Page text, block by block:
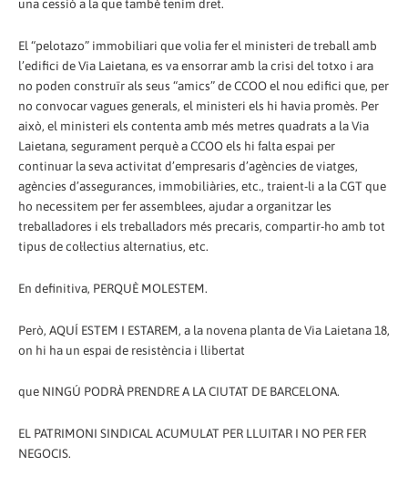
una cessió a la que també tenim dret.
El “pelotazo” immobiliari que volia fer el ministeri de treball amb
l’edifici de Via Laietana, es va ensorrar amb la crisi del totxo i ara
no poden construïr als seus “amics” de CCOO el nou edifici que, per
no convocar vagues generals, el ministeri els hi havia promès. Per
això, el ministeri els contenta amb més metres quadrats a la Via
Laietana, segurament perquè a CCOO els hi falta espai per
continuar la seva activitat d’empresaris d’agències de viatges,
agències d’assegurances, immobiliàries, etc., traient-li a la CGT que
ho necessitem per fer assemblees, ajudar a organitzar les
treballadores i els treballadors més precaris, compartir-ho amb tot
tipus de col·lectius alternatius, etc.
En definitiva, PERQUÈ MOLESTEM.
Però, AQUÍ ESTEM I ESTAREM, a la novena planta de Via Laietana 18,
on hi ha un espai de resistència i llibertat
que NINGÚ PODRÀ PRENDRE A LA CIUTAT DE BARCELONA.
EL PATRIMONI SINDICAL ACUMULAT PER LLUITAR I NO PER FER
NEGOCIS.